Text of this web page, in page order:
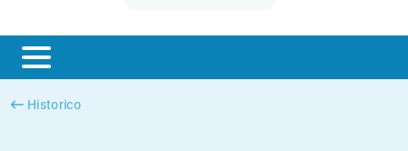
Historico
ESTER
SONIA
Inflação Estados Unidos
Inflação Europa
Taxas SONIA históricas
Taxas TONAR históricas